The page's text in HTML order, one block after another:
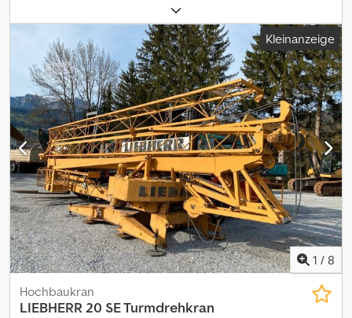
Kleinanzeige
1 / 8
Hochbaukran
LIEBHERR 20 SE Turmdrehkran